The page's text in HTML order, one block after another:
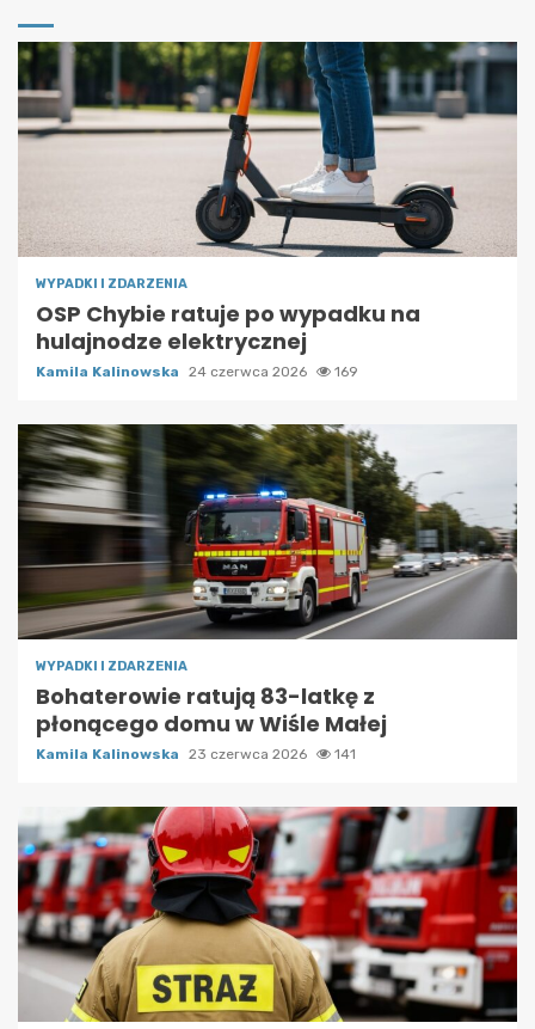
WYPADKI I ZDARZENIA
OSP Chybie ratuje po wypadku na
hulajnodze elektrycznej
Kamila Kalinowska 24 czerwca 2026 169
WYPADKI I ZDARZENIA
Bohaterowie ratują 83-latkę z
płonącego domu w Wiśle Małej
Kamila Kalinowska 23 czerwca 2026 141